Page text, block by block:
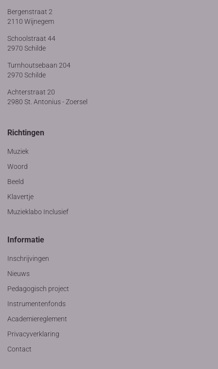
Bergenstraat 2
2110 Wijnegem
Schoolstraat 44
2970 Schilde
Turnhoutsebaan 204
2970 Schilde
Achterstraat 20
2980 St. Antonius - Zoersel
Richtingen
Muziek
Woord
Beeld
Klavertje
Muzieklabo Inclusief
Informatie
Inschrijvingen
Nieuws
Pedagogisch project
Instrumentenfonds
Academiereglement
Privacyverklaring
Contact